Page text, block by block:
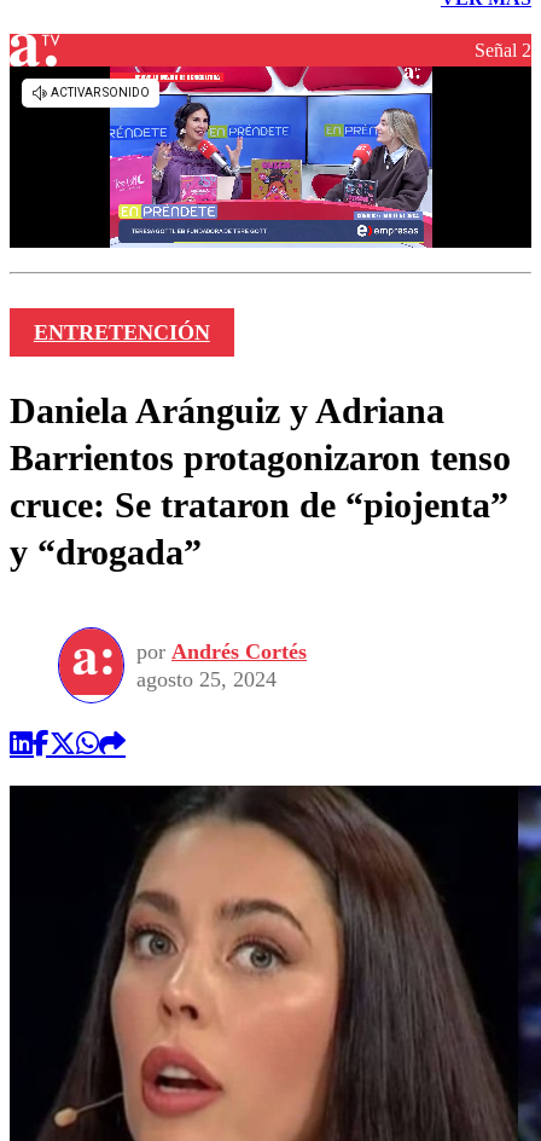
Señal 2
ENTRETENCIÓN
Daniela Aránguiz y Adriana
Barrientos protagonizaron tenso
cruce: Se trataron de “piojenta”
y “drogada”
por Andrés Cortés
agosto 25, 2024